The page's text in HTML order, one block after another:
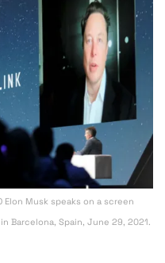
Elon Musk speaks on a screen
Barcelona, Spain, June 29, 2021.